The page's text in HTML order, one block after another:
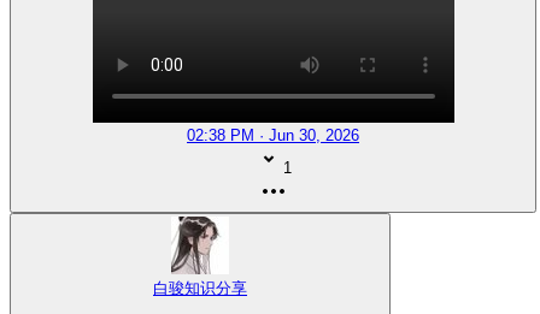
02:38 PM · Jun 30, 2026
1
白骏知识分享